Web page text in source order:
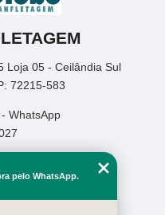
Loja 05 - Ceilândia Sul
72215-583
WhatsApp
pelo WhatsApp.